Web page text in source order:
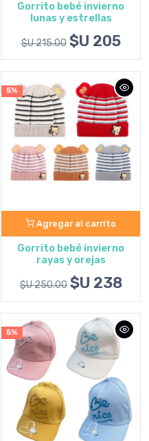
Gorrito bebé invierno
lunas y estrellas
$U 215.00 $U 205
5%
Agregar al carrito
Gorrito bebé invierno
rayas y orejas
$U 250.00 $U 238
5%